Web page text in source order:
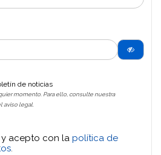
de noticias
momento. Para ello, consulte nuestra
aviso legal.
acepto con la política de
.